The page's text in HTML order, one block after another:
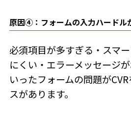
原因④：フォームの入力ハードル
必須項目が多すぎる・スマ
にくい・エラーメッセージ
いったフォームの問題が
スがあります。